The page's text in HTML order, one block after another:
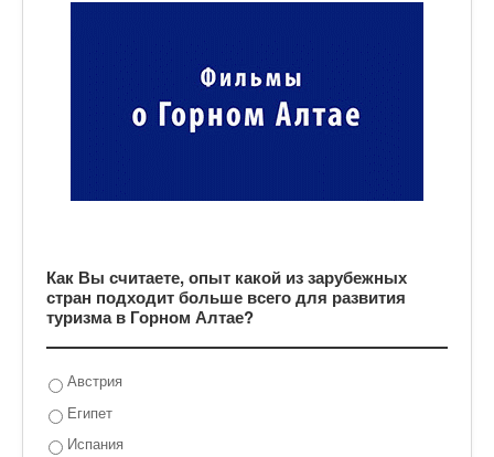
Как Вы считаете, опыт какой из зарубежных
стран подходит больше всего для развития
туризма в Горном Алтае?
Австрия
Египет
Испания